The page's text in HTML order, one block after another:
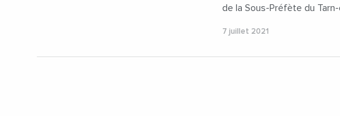
de la Sous-Préfète du
7 juillet 2021